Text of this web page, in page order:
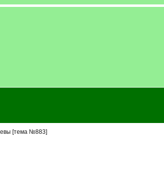
[тема №883]